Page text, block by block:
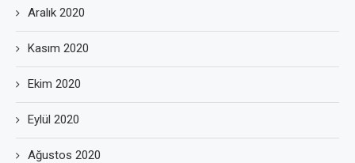
Aralık 2020
Kasım 2020
Ekim 2020
Eylül 2020
Ağustos 2020